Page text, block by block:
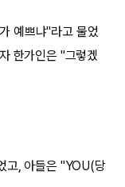
예쁘냐"라고 물었
한가인은 "그렇겠
고, 아들은 "YOU(당